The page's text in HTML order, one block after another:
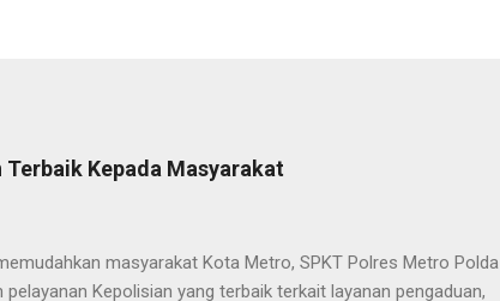
Terbaik Kepada Masyarakat
masyarakat Kota Metro, SPKT Polres Metro Polda
Kepolisian yang terbaik terkait layanan pengaduan,